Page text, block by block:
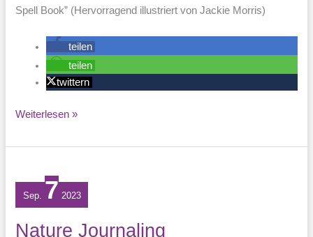
Spell Book” (Hervorragend illustriert von Jackie Morris)
teilen
teilen
twittern
Artensterben
Wörtersterben
Weiterlesen »
Sep. 7 2023
Nature Journaling